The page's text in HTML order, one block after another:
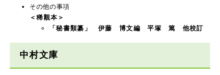
その他の事項
＜稀覯本＞
「秘書類纂」 伊藤 博文編 平塚 篤 他校訂
中村文庫